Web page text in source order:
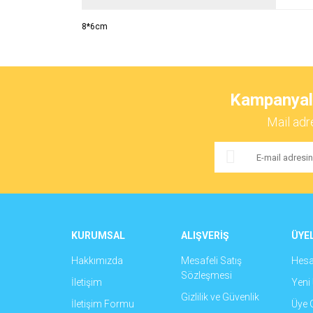
8*6cm
Ürün resmi kalitesiz, bozuk veya görüntülenemiyor.
Mail
KURUMSAL
Hakkımızda
İletişim
İletişim Formu
ALIŞVERİŞ
Mesafeli Satış
Sözleşmesi
Gizlilik ve Güvenlik
Yeni
Üye